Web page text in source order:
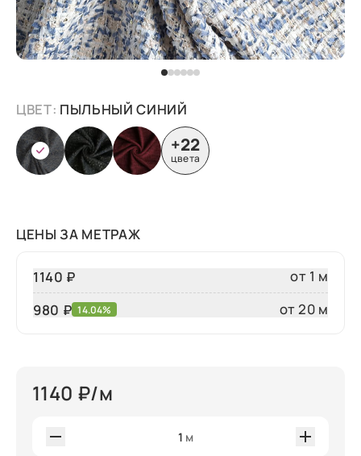
ЦВЕТ: ПЫЛЬНЫЙ СИНИЙ
+22
цвета
ЦЕНЫ ЗА МЕТРАЖ
1140 ₽
от 1 м
980 ₽ 14.04% от 20 м
1140 ₽/м
1 м